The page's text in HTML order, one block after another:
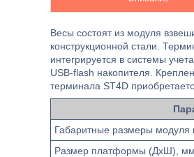
Весы состоят из модуля
конструкционной стали.
интегрируется в системы
USB-flash накопителя.
терминала ST4D
Габаритные размеры
Размер платформы (ДхШ), мм